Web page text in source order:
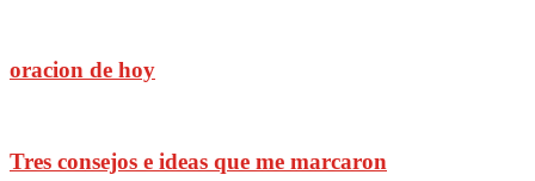
oracion de hoy
Tres consejos e ideas que me marcaron